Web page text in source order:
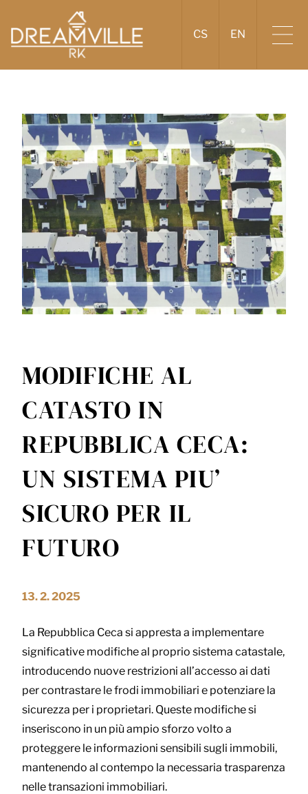
CS EN
MODIFICHE AL
CATASTO IN
REPUBBLICA CECA:
UN SISTEMA PIU’
SICURO PER IL
FUTURO
13. 2. 2025
La Repubblica Ceca si appresta a implementare
significative modifiche al proprio sistema catastale,
introducendo nuove restrizioni all’accesso ai dati
per contrastare le frodi immobiliari e potenziare la
sicurezza per i proprietari. Queste modifiche si
inseriscono in un più ampio sforzo volto a
proteggere le informazioni sensibili sugli immobili,
mantenendo al contempo la necessaria trasparenza
nelle transazioni immobiliari.